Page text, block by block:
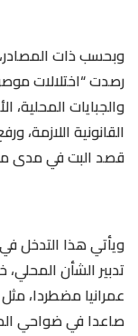
وبحسب ذات
رصدت “اختلالات
والجبايات
القانونية اللازمة،
قصد البت في مدى
ويأتي هذا التدخل
تدبير الشأن
عمرانيا مضطردا،
صاعدا في ضواحي